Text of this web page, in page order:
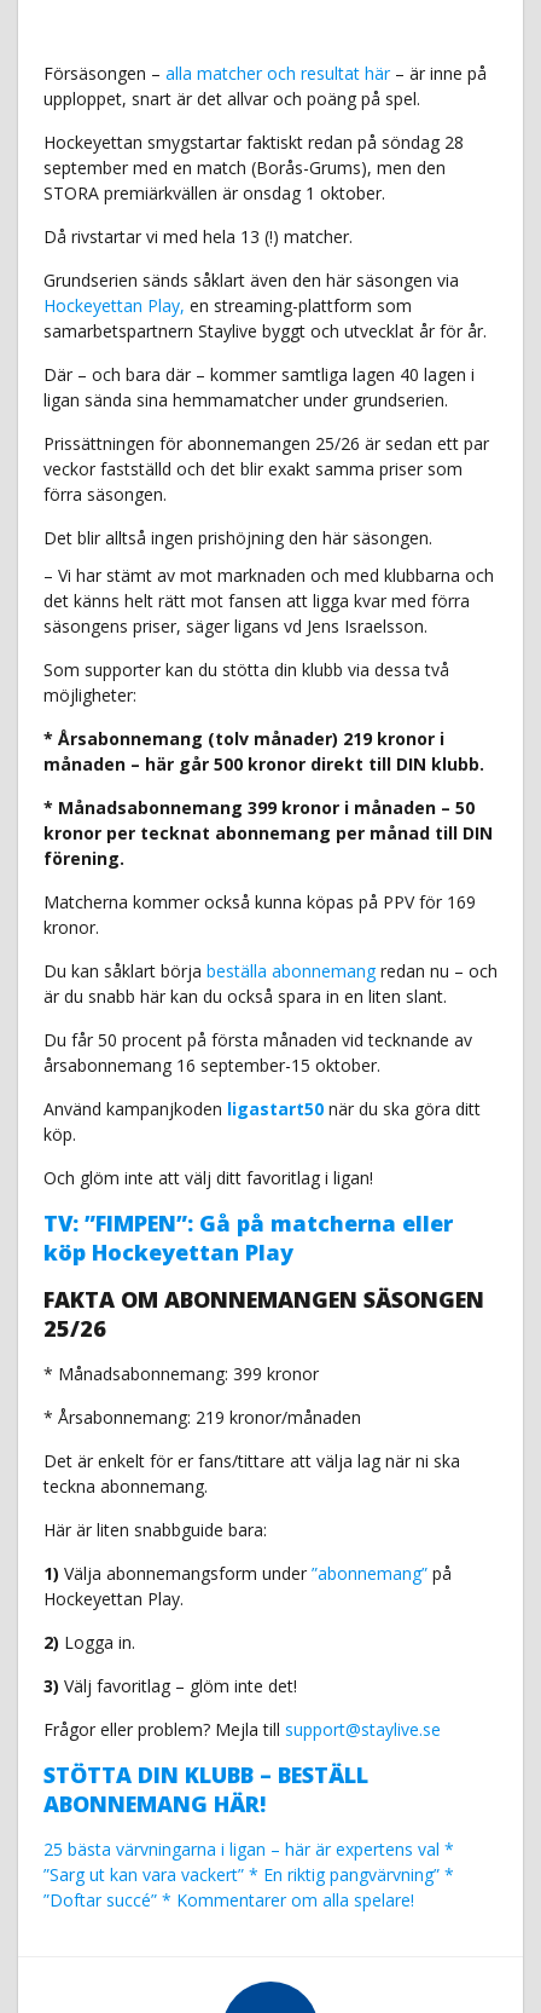
Försäsongen – alla matcher och resultat här– är inne på
upploppet, snart är det allvar och poäng på spel.
Hockeyettan smygstartar faktiskt redan på söndag 28
september med en match (Borås-Grums), men den
STORA premiärkvällen är onsdag 1 oktober.
Då rivstartar vi med hela 13 (!) matcher.
Grundserien sänds såklart även den här säsongen via
Hockeyettan Play, en streaming-plattform som
samarbetspartnern Staylive byggt och utvecklat år för år.
Där – och bara där – kommer samtliga lagen 40 lagen i
ligan sända sina hemmamatcher under grundserien.
Prissättningen för abonnemangen 25/26 är sedan ett par
veckor fastställd och det blir exakt samma priser som
förra säsongen.
Det blir alltså ingen prishöjning den här säsongen.
– Vi har stämt av mot marknaden och med klubbarna och
det känns helt rätt mot fansen att ligga kvar med förra
säsongens priser, säger ligans vd Jens Israelsson.
Som supporter kan du stötta din klubb via dessa två
möjligheter:
* Årsabonnemang (tolv månader) 219 kronor i
månaden – här går 500 kronor direkt till DIN klubb.
* Månadsabonnemang 399 kronor i månaden – 50
kronor per tecknat abonnemang per månad till DIN
förening.
Matcherna kommer också kunna köpas på PPV för 169
kronor.
Du kan såklart börja beställa abonnemangredan nu – och
är du snabb här kan du också spara in en liten slant.
Du får 50 procent på första månaden vid tecknande av
årsabonnemang 16 september-15 oktober.
Använd kampanjkoden ligastart50när du ska göra ditt
köp.
Och glöm inte att välj ditt favoritlag i ligan!
TV: ”FIMPEN”: Gå på matcherna eller
köp Hockeyettan Play
FAKTA OM ABONNEMANGEN SÄSONGEN
25/26
* Månadsabonnemang: 399 kronor
* Årsabonnemang: 219 kronor/månaden
Det är enkelt för er fans/tittare att välja lag när ni ska
teckna abonnemang.
Här är liten snabbguide bara:
1) Välja abonnemangsform under ”abonnemang”på
Hockeyettan Play.
2) Logga in.
3) Välj favoritlag – glöm inte det!
Frågor eller problem? Mejla till support@staylive.se
STÖTTA DIN KLUBB – BESTÄLL
ABONNEMANG HÄR!
25 bästa värvningarna i ligan – här är expertens val *
”Sarg ut kan vara vackert” * En riktig pangvärvning” *
”Doftar succé” * Kommentarer om alla spelare!